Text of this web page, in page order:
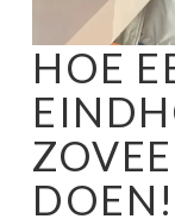
HOE
DOEN!